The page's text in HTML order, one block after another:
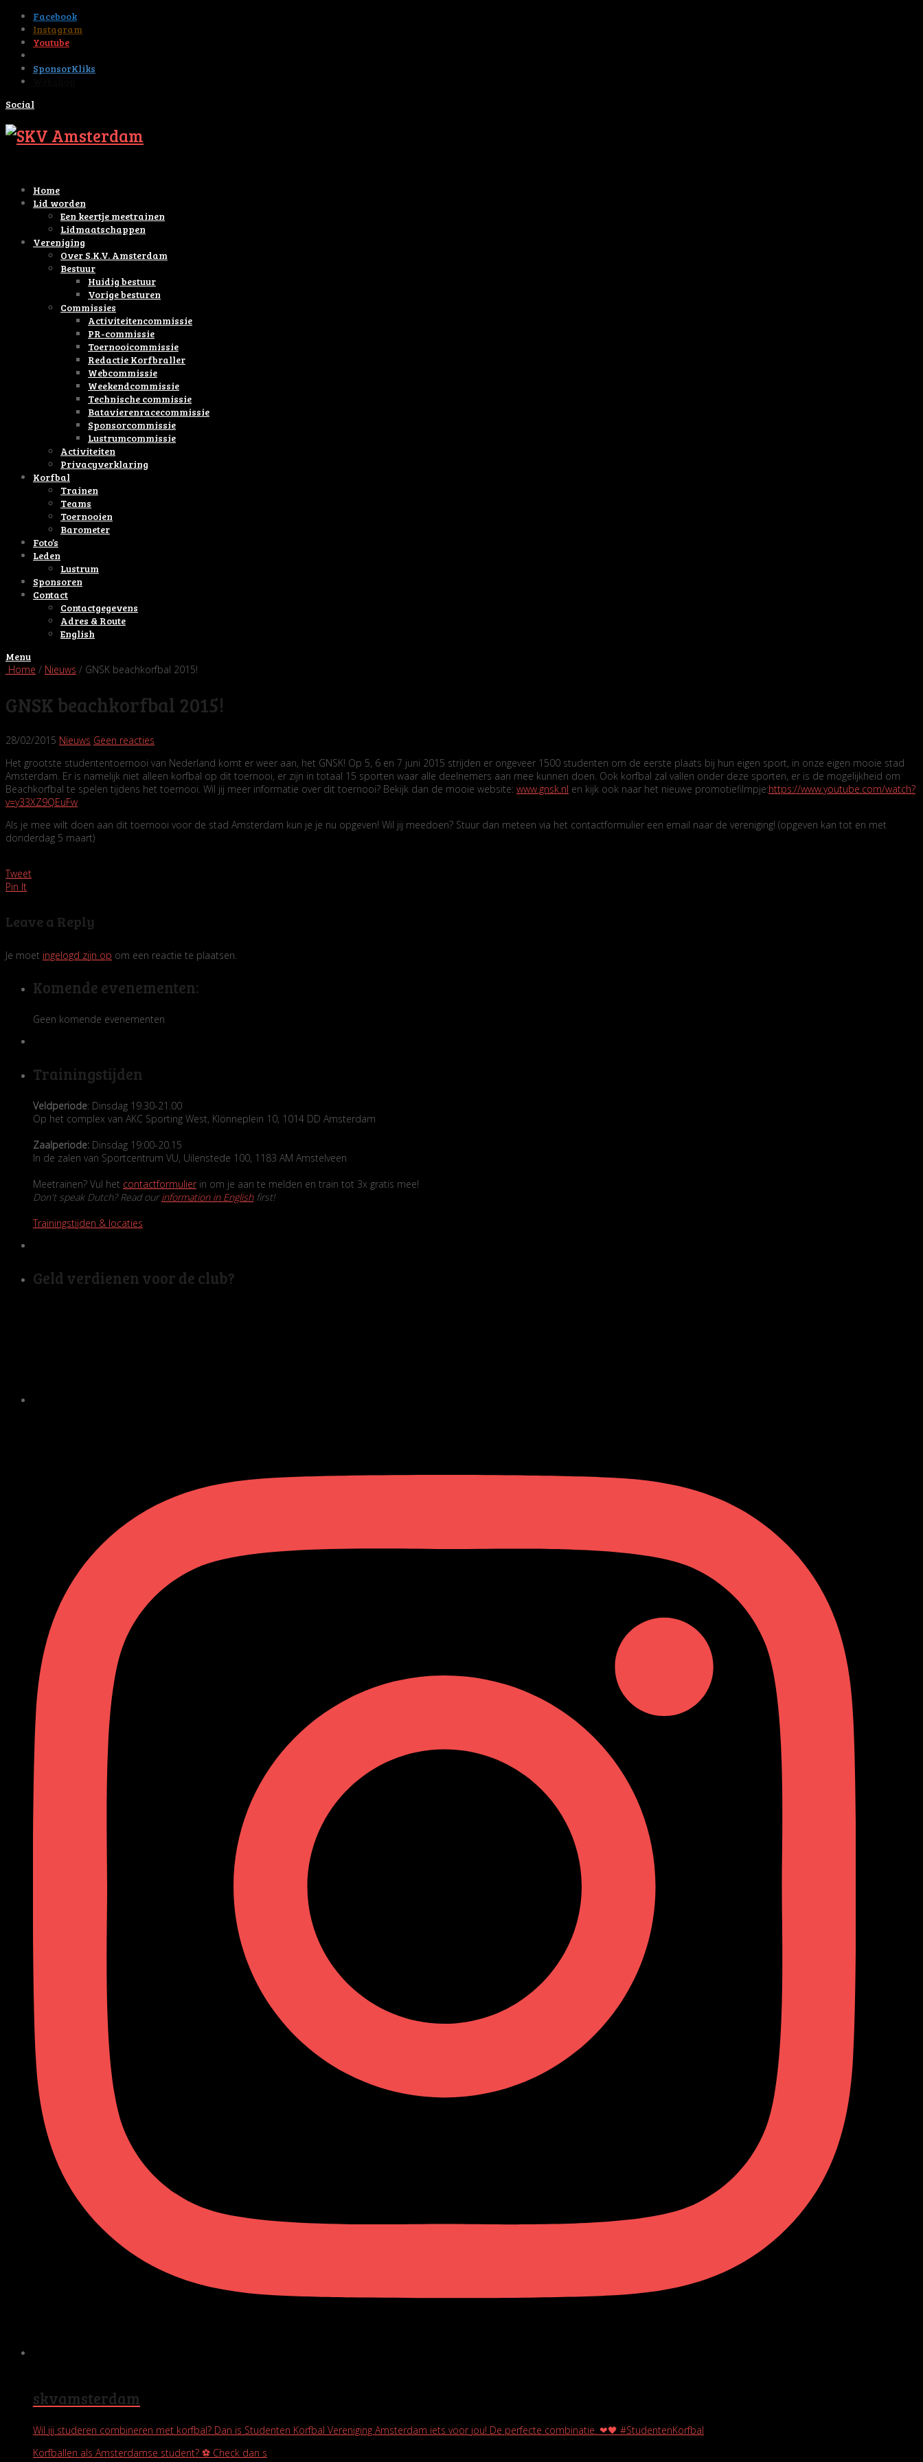
Facebook
Instagram
Youtube
SponsorKliks
Social
Home
Lid worden
Een keertje meetrainen
Lidmaatschappen
Vereniging
Over S.K.V. Amsterdam
Bestuur
Huidig bestuur
Vorige besturen
Commissies
Activiteitencommissie
PR-commissie
Toernooicommissie
Redactie Korfbraller
Webcommissie
Weekendcommissie
Technische commissie
Batavierenracecommissie
Sponsorcommissie
Lustrumcommissie
Activiteiten
Privacyverklaring
Korfbal
Trainen
Teams
Toernooien
Barometer
Foto’s
Leden
Lustrum
Sponsoren
Contact
Contactgegevens
Adres & Route
English
Menu
Home / Nieuws / GNSK beachkorfbal 2015!
GNSK beachkorfbal 2015!
28/02/2015 Nieuws Geen reacties
Het grootste studententoernooi van Nederland komt er weer aan, het GNSK! Op 5, 6 en 7 juni 2015 strijden er ongeveer 1500 studenten om de eerste plaats bij hun eigen sport, in onze eigen mooie stad
Amsterdam. Er is namelijk niet alleen korfbal op dit toernooi, er zijn in totaal 15 sporten waar alle deelnemers aan mee kunnen doen. Ook korfbal zal vallen onder deze sporten, er is de mogelijkheid om
Beachkorfbal te spelen tijdens het toernooi. Wil jij meer informatie over dit toernooi? Bekijk dan de mooie website: www.gnsk.nl en kijk ook naar het nieuwe promotiefilmpje:https://www.youtube.com/watch?
v=y33XZ9QEuFw
Als je mee wilt doen aan dit toernooi voor de stad Amsterdam kun je je nu opgeven! Wil jij meedoen? Stuur dan meteen via het contactformulier een email naar de vereniging! (opgeven kan tot en met
donderdag 5 maart)
Tweet
Pin It
Leave a Reply
Je moet ingelogd zijn op om een reactie te plaatsen.
Komende evenementen:
Geen komende evenementen
Trainingstijden
Veldperiode: Dinsdag 19.30-21.00
Op het complex van AKC Sporting West, Klönneplein 10, 1014 DD Amsterdam
Zaalperiode: Dinsdag 19:00-20.15
In de zalen van Sportcentrum VU, Uilenstede 100, 1183 AM Amstelveen
Meetrainen? Vul het contactformulierin om je aan te melden en train tot 3x gratis mee!
Don't speak Dutch? Read ourinformation in Englishfirst!
Trainingstijden & locaties
Geld verdienen voor de club?
skvamsterdam
Wil jij studeren combineren met korfbal? Dan is Studenten Korfbal Vereniging Amsterdam iets voor jou! De perfecte combinatie. ❤🖤 #StudentenKorfbal
Korfballen als Amsterdamse student? ⚽️ Check dan s